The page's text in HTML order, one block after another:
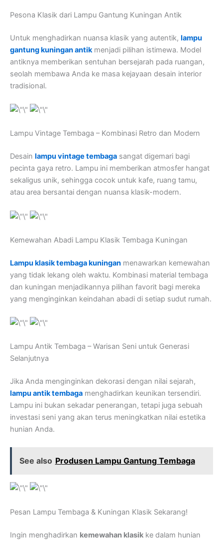
Pesona Klasik dari Lampu Gantung Kuningan Antik
Untuk menghadirkan nuansa klasik yang autentik, lampu
gantung kuningan antik menjadi pilihan istimewa. Model
antiknya memberikan sentuhan bersejarah pada ruangan,
seolah membawa Anda ke masa kejayaan desain interior
tradisional.
Lampu Vintage Tembaga – Kombinasi Retro dan Modern
Desain lampu vintage tembaga sangat digemari bagi
pecinta gaya retro. Lampu ini memberikan atmosfer hangat
sekaligus unik, sehingga cocok untuk kafe, ruang tamu,
atau area bersantai dengan nuansa klasik-modern.
Kemewahan Abadi Lampu Klasik Tembaga Kuningan
Lampu klasik tembaga kuningan menawarkan kemewahan
yang tidak lekang oleh waktu. Kombinasi material tembaga
dan kuningan menjadikannya pilihan favorit bagi mereka
yang menginginkan keindahan abadi di setiap sudut rumah.
Lampu Antik Tembaga – Warisan Seni untuk Generasi
Selanjutnya
Jika Anda menginginkan dekorasi dengan nilai sejarah,
lampu antik tembaga menghadirkan keunikan tersendiri.
Lampu ini bukan sekadar penerangan, tetapi juga sebuah
investasi seni yang akan terus meningkatkan nilai estetika
hunian Anda.
See also Produsen Lampu Gantung Tembaga
Pesan Lampu Tembaga & Kuningan Klasik Sekarang!
Ingin menghadirkan kemewahan klasik ke dalam hunian